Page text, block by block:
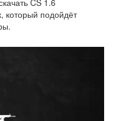
CS 1.6
который подойдёт